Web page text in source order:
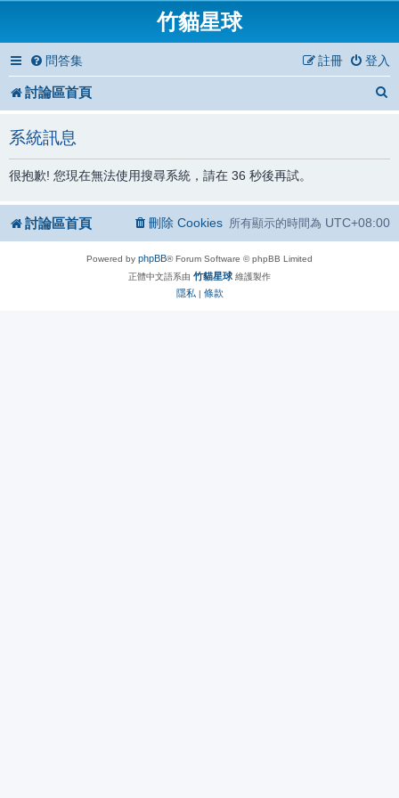
竹貓星球
問答集 登入
註冊
討論區首頁
系統訊息
很抱歉! 您現在無法使用搜尋系統，請在 36 秒後再試。
討論區首頁 所有顯示的時間為 UTC+08:00
刪除 Cookies
Powered by phpBB® Forum Software © phpBB Limited
正體中文語系由 竹貓星球 維護製作
隱私 | 條款